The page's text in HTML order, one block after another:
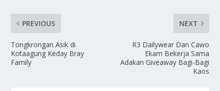
PREVIOUS
Tongkrongan Asik di
Kotaagung Keday Bray
Family
NEXT
R3 Dailywear Dan Cawo
Ekam Bekerja Sama
Adakan Giveaway Bagi-Bagi
Kaos